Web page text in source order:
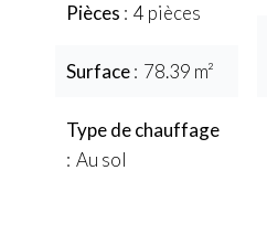
Pièces 4 pièces
Surface 78.39 m²
Type de chauffage
Au sol